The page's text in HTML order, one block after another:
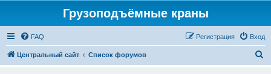
Грузоподъёмные краны
FAQ Вход
Регистрация
Центральный сайт Список форумов